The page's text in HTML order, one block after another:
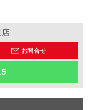
店
お問合せ